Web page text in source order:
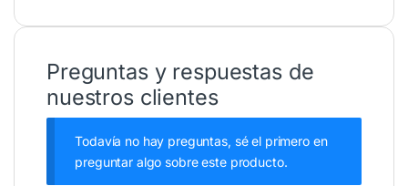
Preguntas y respuestas de
nuestros clientes
Todavía no hay preguntas, sé el primero en
preguntar algo sobre este producto.